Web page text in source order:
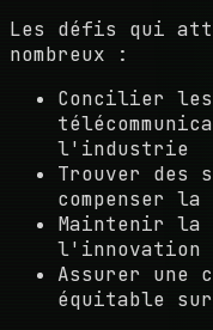
Les défis qui
nombreux :
Concilier les
l'industrie
Trouver des
compenser
Maintenir la
l'innovation
Assurer une
équitable